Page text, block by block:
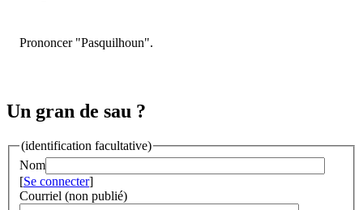
Prononcer "Pasquilhoun".
Un gran de sau ?
(identification facultative)
Nom
[Se connecter]
Courriel (non publié)